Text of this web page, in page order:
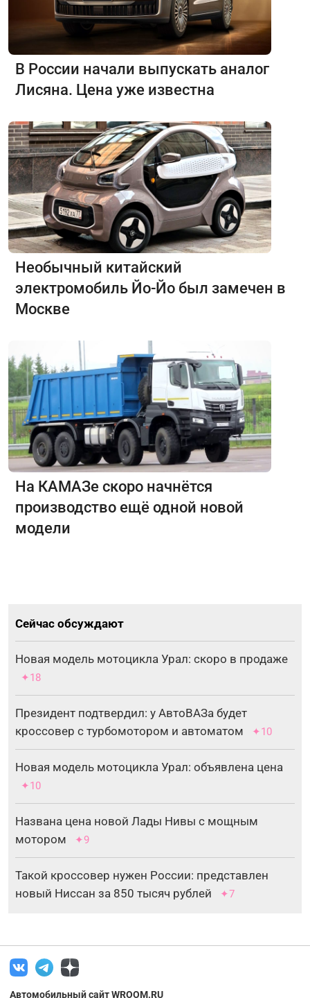
В России начали выпускать аналог
Лисяна. Цена уже известна
Необычный китайский
электромобиль Йо-Йо был замечен в
Москве
На КАМАЗе скоро начнётся
производство ещё одной новой
модели
Сейчас обсуждают
Новая модель мотоцикла Урал: скоро в продаже
✦18
Президент подтвердил: у АвтоВАЗа будет
кроссовер с турбомотором и автоматом
✦10
Новая модель мотоцикла Урал: объявлена цена
✦10
Названа цена новой Лады Нивы с мощным
мотором
✦9
Такой кроссовер нужен России: представлен
новый Ниссан за 850 тысяч рублей
✦7
Автомобильный сайт WROOM.RU